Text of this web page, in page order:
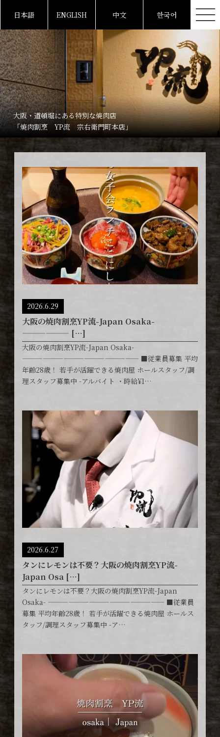
日本語 ENGLISH 中文 한국어
大阪・道頓堀にある特別な焼肉店
「焼肉割烹 YP流 宗右衛門町本店」
2026.6.29
大阪の焼肉割烹YP流-Japan Osaka-
—————— […]
大阪の焼肉割烹YP流-Japan Osaka-
————————————————— ■従業員募集 平均
年齢28歳！ 若手が活躍できる焼肉屋 ホールスタッフ/調
理スタッフ募集中 -アルバイト ・時給¥1…
2026.6.27
タンにレモンは不要？大阪の焼肉割烹YP流-
Japan Osa […]
タンにレモンは不要？大阪の焼肉割烹YP流-Japan
Osaka- ————————————————— ■従業員
募集 平均年齢28歳！ 若手が活躍できる焼肉屋 ホールス
タッフ/調理スタッフ募集中 -ア…